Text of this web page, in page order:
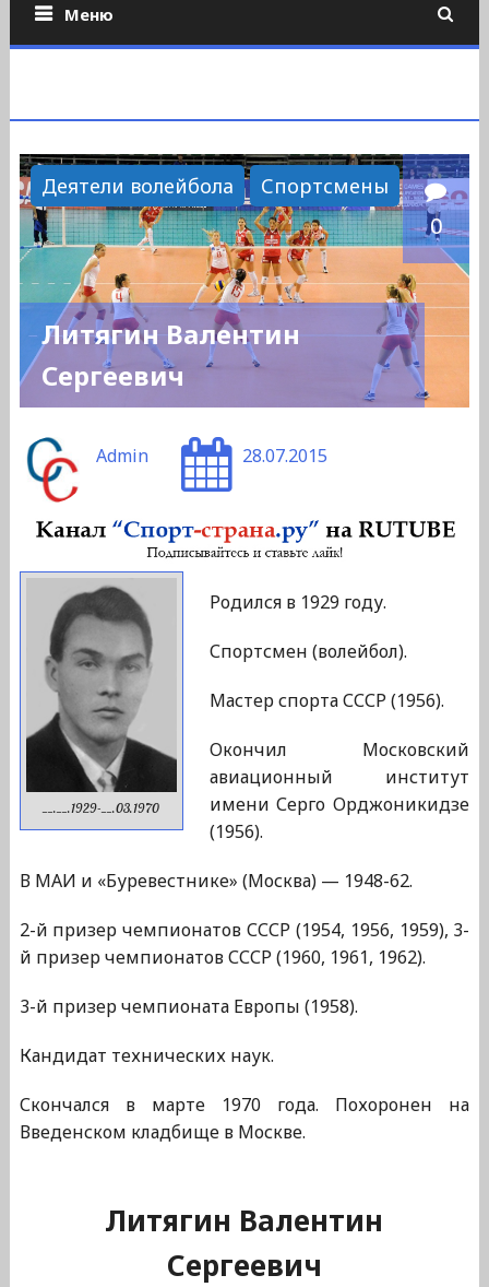
Меню
Деятели волейбола Спортсмены
0
Литягин Валентин
Сергеевич
Admin 28.07.2015
__.__.1929-__.03.1970
Родился в 1929 году.
Спортсмен (волейбол).
Мастер спорта СССР (1956).
Окончил Московский
авиационный институт
имени Серго Орджоникидзе
(1956).
В МАИ и «Буревестнике» (Москва) — 1948-62.
2-й призер чемпионатов СССР (1954, 1956, 1959), 3-
й призер чемпионатов СССР (1960, 1961, 1962).
3-й призер чемпионата Европы (1958).
Кандидат технических наук.
Скончался в марте 1970 года. Похоронен на
Введенском кладбище в Москве.
Литягин Валентин
Сергеевич